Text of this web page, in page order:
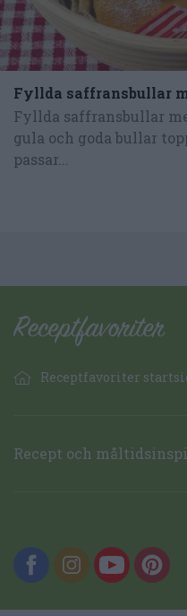
Fyllda saffransbullar
Fyllda saffransbullar
gula och goda bullar
passar...
Receptfavoriter
Recept och